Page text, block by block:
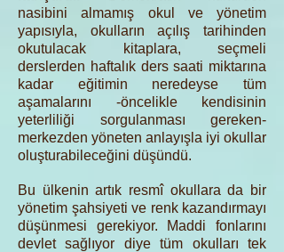
nasibini almamış okul ve yönetim
yapısıyla, okulların açılış tarihinden
okutulacak kitaplara, seçmeli
derslerden haftalık ders saati miktarına
kadar eğitimin neredeyse tüm
aşamalarını -öncelikle kendisinin
yeterliliği sorgulanması gereken-
merkezden yöneten anlayışla iyi okullar
oluşturabileceğini düşündü.
Bu ülkenin artık resmî okullara da bir
yönetim şahsiyeti ve renk kazandırmayı
düşünmesi gerekiyor. Maddi fonlarını
devlet sağlıyor diye tüm okulları tek